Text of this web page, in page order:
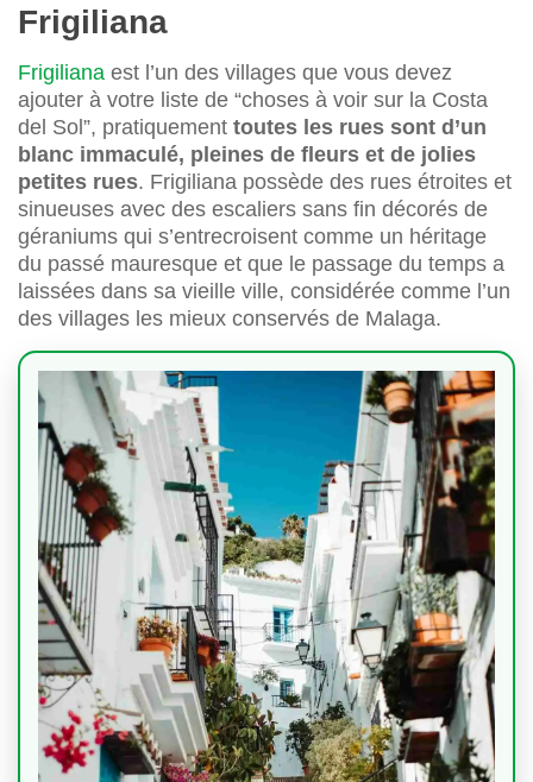
Frigiliana
Frigiliana est l’un des villages que vous devez
ajouter à votre liste de “choses à voir sur la Costa
del Sol”, pratiquement toutes les rues sont d’un
blanc immaculé, pleines de fleurs et de jolies
petites rues. Frigiliana possède des rues étroites et
sinueuses avec des escaliers sans fin décorés de
géraniums qui s’entrecroisent comme un héritage
du passé mauresque et que le passage du temps a
laissées dans sa vieille ville, considérée comme l’un
des villages les mieux conservés de Malaga.